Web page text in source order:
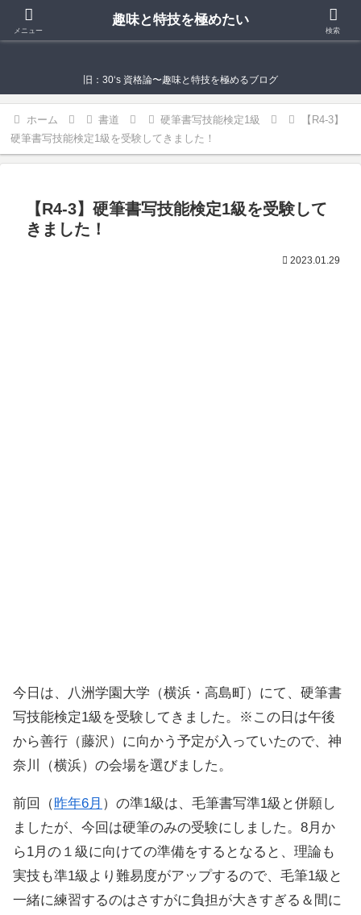
趣味と特技を極めたい
旧：30‘s 資格論〜趣味と特技を極めるブログ
ホーム 書道 硬筆書写技能検定1級
【R4-3】
硬筆書写技能検定1級を受験してきました！
【R4-3】硬筆書写技能検定1級を受験して
きました！
2023.01.29
今日は、八洲学園大学（横浜・高島町）にて、硬筆書
写技能検定1級を受験してきました。※この日は午後
から善行（藤沢）に向かう予定が入っていたので、神
奈川（横浜）の会場を選びました。
前回（昨年6月 ）の準1級は、毛筆書写準1級と併願し
ましたが、今回は硬筆のみの受験にしました。8月か
ら1月の１級に向けての準備をするとなると、理論も
実技も準1級より難易度がアップするので、毛筆1級と
一緒に練習するのはさすがに負担が大きすぎる＆間に
メニュー
趣味と特技を極めたい
検索